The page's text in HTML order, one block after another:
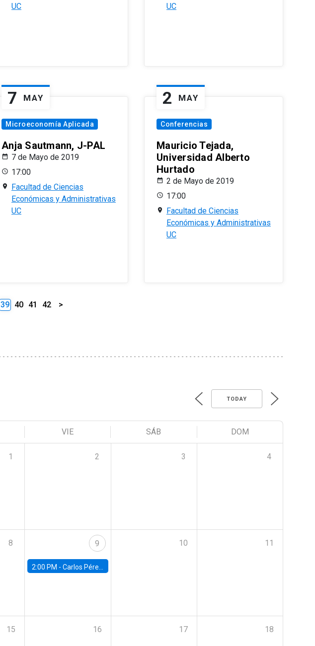
UC
UC
7 MAY
Microeconomía Aplicada
Anja Sautmann, J-PAL
7 de Mayo de 2019
17:00
Facultad de Ciencias
Económicas y Administrativas
UC
2 MAY
Conferencias
Mauricio Tejada,
Universidad Alberto
Hurtado
2 de Mayo de 2019
17:00
Facultad de Ciencias
Económicas y Administrativas
UC
39 40 41 42 >
TODAY
VIE SÁB DOM
1 2 3 4
8 9
2:00 PM - Carlos Pérez, Universidad Finis Terrae
10 11
15 16 17 18